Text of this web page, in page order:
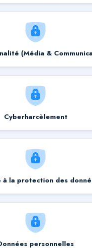
(Média &
Cyberharcèlement
à la protection des
personnelles